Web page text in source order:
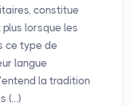
constitue
plus lorsque les
ce type de
langue
la tradition
(…)